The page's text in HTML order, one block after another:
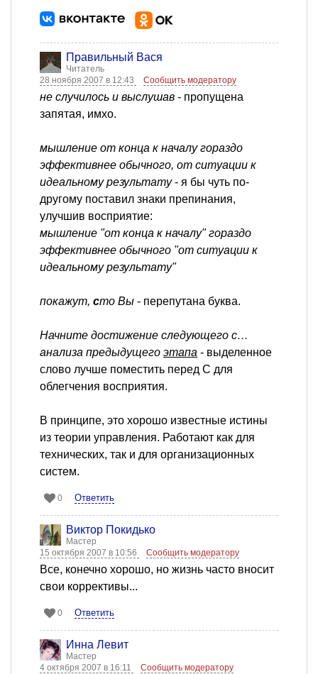
Правильный Вася
Читатель
28 ноября 2007 в 12:43
Сообщить модератору
не случилось и выслушав - пропущена
запятая, имхо.
мышление от конца к началу гораздо
эффективнее обычного, от ситуации к
идеальному результату- я бы чуть по-
другому поставил знаки препинания,
улучшив восприятие:
мышление "от конца к началу" гораздо
эффективнее обычного "от ситуации к
идеальному результату"
покажут, сто Вы - перепутана буква.
Начните достижение следующего с…
анализа предыдущего этапа - выделенное
слово лучше поместить перед С для
облегчения восприятия.
В принципе, это хорошо известные истины
из теории управления. Работают как для
технических, так и для организационных
систем.
0 Ответить
Виктор Покидько
Мастер
15 октября 2007 в 10:56
Сообщить модератору
Все, конечно хорошо, но жизнь часто вносит
свои коррективы...
0 Ответить
Инна Левит
Мастер
4 октября 2007 в 16:11
Сообщить модератору